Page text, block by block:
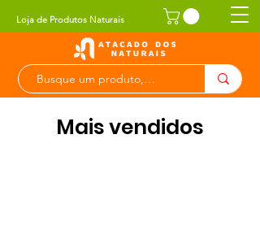
Loja de Produtos Naturais
Mais vendidos